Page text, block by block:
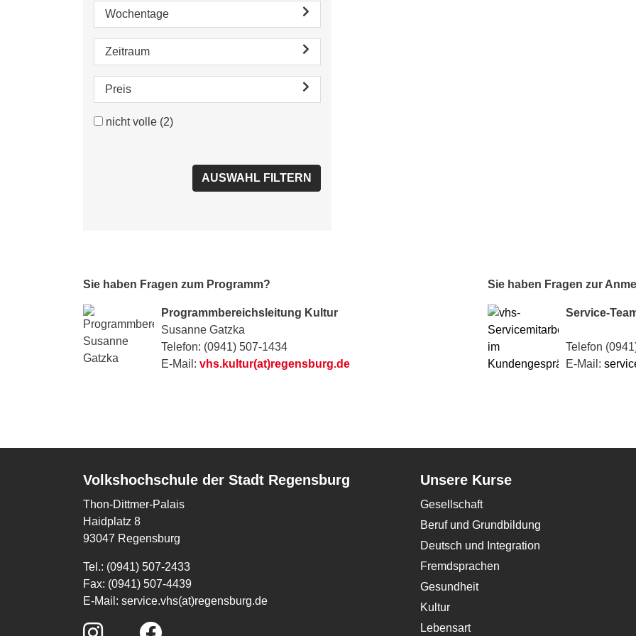
Wochentage
Zeitraum
Preis
nicht volle (2)
Sie haben Fragen zum Programm?
Programmbereichsleitung Kultur
Susanne Gatzka
Telefon: (0941) 507-1434
E-Mail: vhs.kultur(at)regensburg.de
Sie haben Fragen zur
Service-
Telefon
E-Mail:
Volkshochschule der Stadt Regensburg
Thon-Dittmer-Palais
Haidplatz 8
93047 Regensburg
Tel.: (0941) 507-2433
Fax: (0941) 507-4439
E-Mail: service.vhs(at)regensburg.de
Unsere Kurse
Gesellschaft
Beruf und Grundbildung
Deutsch und Integration
Fremdsprachen
Gesundheit
Kultur
Lebensart